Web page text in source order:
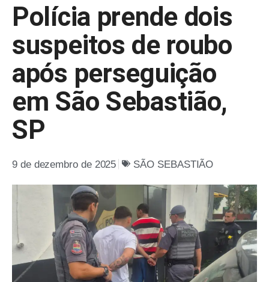
Polícia prende dois
suspeitos de roubo
após perseguição
em São Sebastião,
SP
9 de dezembro de 2025 SÃO SEBASTIÃO